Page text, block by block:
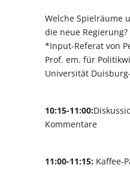
Welche Spielräume
die neue Regierung?
*Input-Referat von
Prof. em. für
Universität
10:15-11:00:
Kommentare
11:00-11:15:Kaffee-